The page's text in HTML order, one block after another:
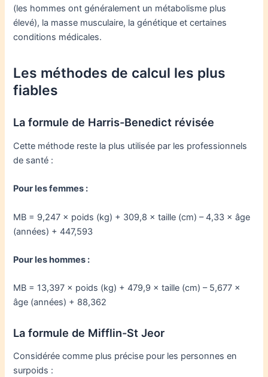
(les hommes ont généralement un métabolisme plus
élevé), la masse musculaire, la génétique et certaines
conditions médicales.
Les méthodes de calcul les plus
fiables
La formule de Harris-Benedict révisée
Cette méthode reste la plus utilisée par les professionnels
de santé :
Pour les femmes :
MB = 9,247 × poids (kg) + 309,8 × taille (cm) – 4,33 × âge
(années) + 447,593
Pour les hommes :
MB = 13,397 × poids (kg) + 479,9 × taille (cm) – 5,677 ×
âge (années) + 88,362
La formule de Mifflin-St Jeor
Considérée comme plus précise pour les personnes en
surpoids :